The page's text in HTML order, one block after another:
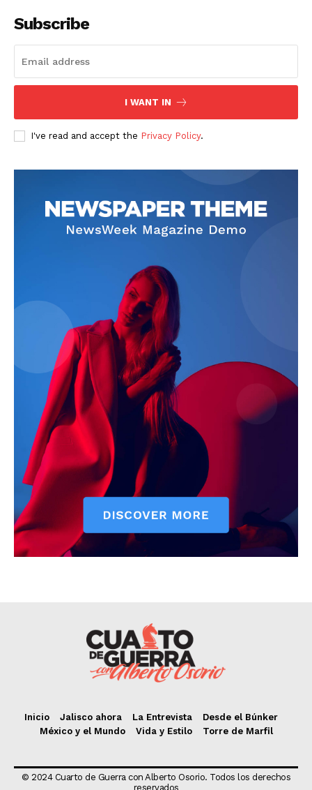
Subscribe
I WANT IN
I've read and accept the Privacy Policy.
Inicio Jalisco ahora La Entrevista
Desde el Búnker
México y el Mundo
Vida y Estilo Torre de Marfil
© 2024 Cuarto de Guerra con Alberto Osorio. Todos los derechos
reservados